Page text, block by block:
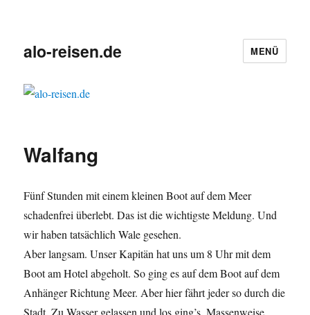
alo-reisen.de MENÜ
Walfang
Fünf Stunden mit einem kleinen Boot auf dem Meer
schadenfrei überlebt. Das ist die wichtigste Meldung. Und
wir haben tatsächlich Wale gesehen.
Aber langsam. Unser Kapitän hat uns um 8 Uhr mit dem
Boot am Hotel abgeholt. So ging es auf dem Boot auf dem
Anhänger Richtung Meer. Aber hier fährt jeder so durch die